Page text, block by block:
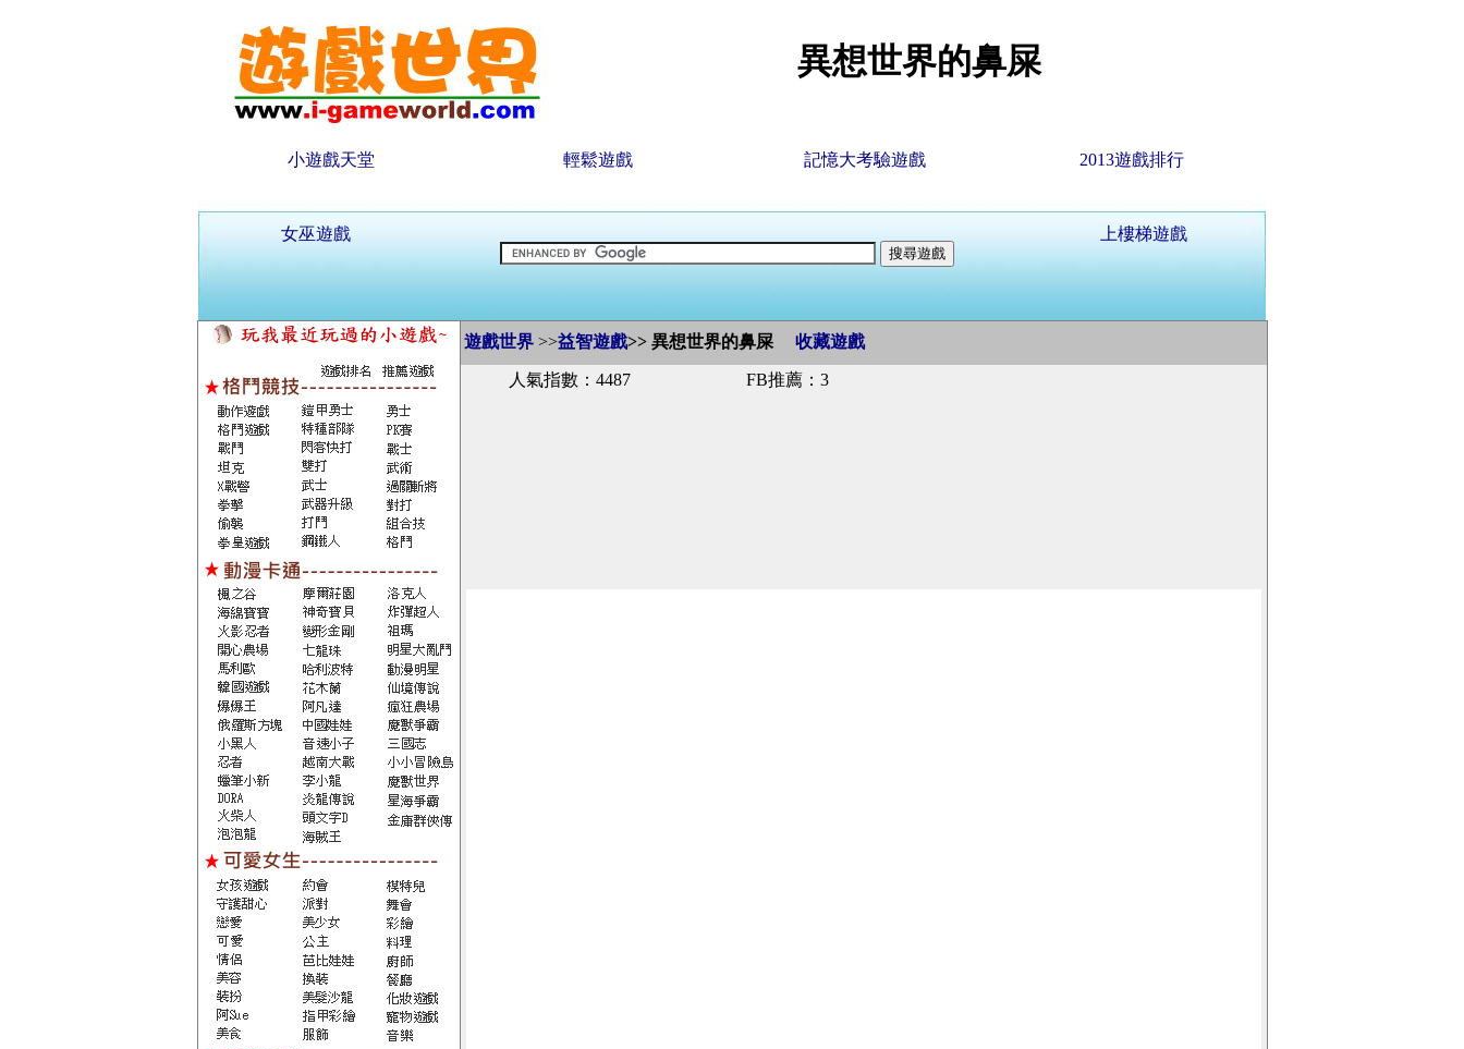
異想世界的鼻屎
小遊戲天堂 輕鬆遊戲 記憶大考驗遊戲 2013遊戲排行
女巫遊戲 上樓梯遊戲
遊戲世界 >>益智遊戲>>異想世界的鼻屎 收藏遊戲
人氣指數：4487 FB推薦：3